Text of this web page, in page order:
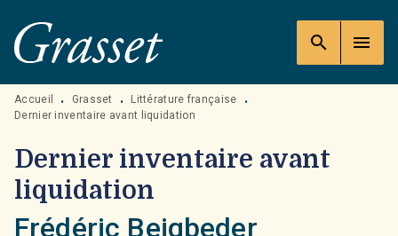
MENU RECHERCHE
PIED DE PAGE
search menu
Accueil • Grasset • Littérature française
•
Dernier inventaire avant liquidation
Dernier inventaire avant
liquidation
Frédéric Beigbeder